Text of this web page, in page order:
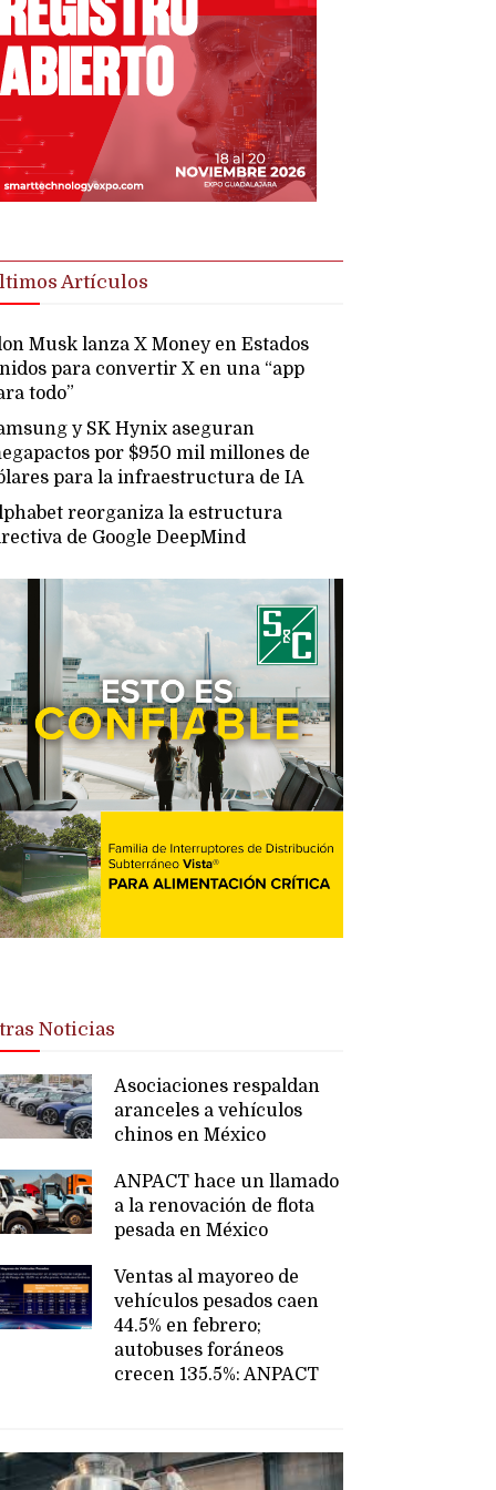
Artículos
Musk lanza X Money en Estados
para convertir X en una “app
todo”
y SK Hynix aseguran
por $950 mil millones de
para la infraestructura de IA
reorganiza la estructura
de Google DeepMind
Noticias
Asociaciones respaldan
aranceles a vehículos
chinos en México
ANPACT hace un llamado
a la renovación de flota
pesada en México
Ventas al mayoreo de
vehículos pesados caen
44.5% en febrero;
autobuses foráneos
crecen 135.5%: ANPACT